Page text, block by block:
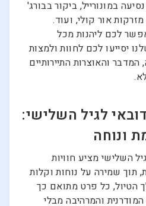
במונורייל, ביקור בבורג'
אור קולי, ועוד.
לכם ליהנות מכל
יסייעו לכם לחוות ולמצות
והאוצרות התיירותיים
לגיל השלישי:
ונוחה
השלישי מציע חוויות
תוך שמירה על נוחות וקלות
הטיול, כל פרט מתואם כך
והמרהיבה מבלי